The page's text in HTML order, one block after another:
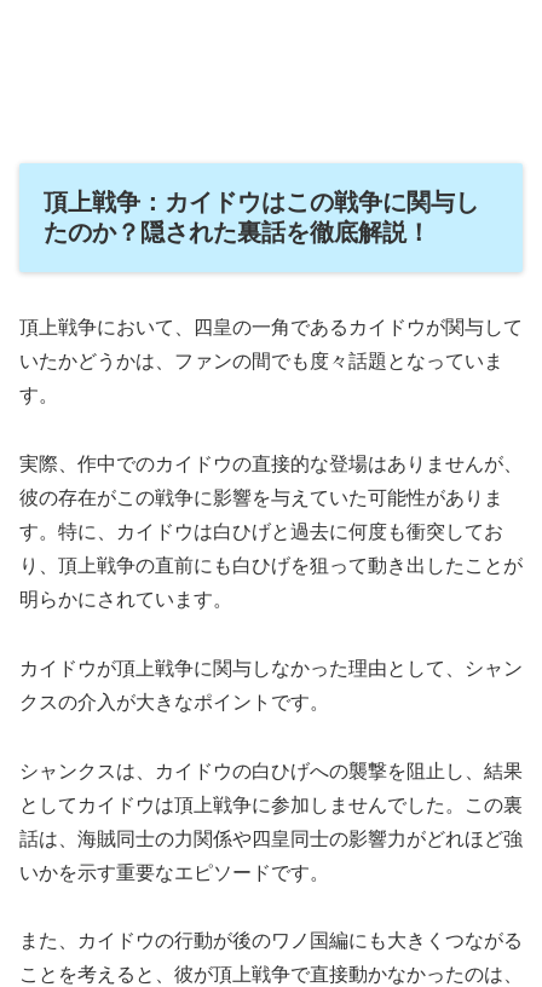
頂上戦争：カイドウはこの戦争に関与し
たのか？隠された裏話を徹底解説！
頂上戦争において、四皇の一角であるカイドウが関与して
いたかどうかは、ファンの間でも度々話題となっていま
す。
実際、作中でのカイドウの直接的な登場はありませんが、
彼の存在がこの戦争に影響を与えていた可能性がありま
す。特に、カイドウは白ひげと過去に何度も衝突してお
り、頂上戦争の直前にも白ひげを狙って動き出したことが
明らかにされています。
カイドウが頂上戦争に関与しなかった理由として、シャン
クスの介入が大きなポイントです。
シャンクスは、カイドウの白ひげへの襲撃を阻止し、結果
としてカイドウは頂上戦争に参加しませんでした。この裏
話は、海賊同士の力関係や四皇同士の影響力がどれほど強
いかを示す重要なエピソードです。
また、カイドウの行動が後のワノ国編にも大きくつながる
ことを考えると、彼が頂上戦争で直接動かなかったのは、